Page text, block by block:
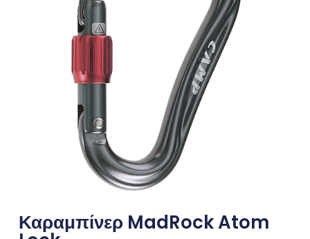
Καραμπίνερ MadRock Atom